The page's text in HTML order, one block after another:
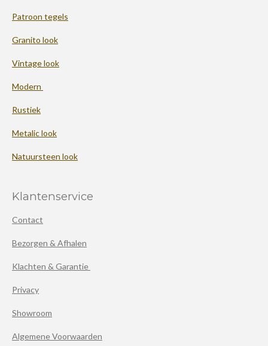
Patroon tegels
Granito look
Vintage look
Modern
Rustiek
Metalic look
Natuursteen look
Klantenservice
Contact
Bezorgen & Afhalen
Klachten & Garantie
Privacy
Showroom
Algemene Voorwaarden